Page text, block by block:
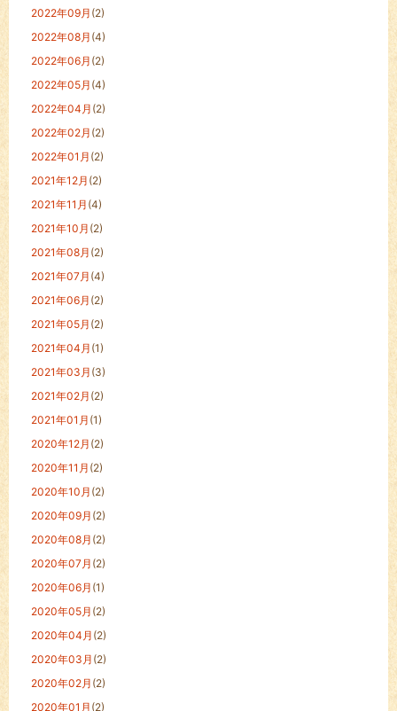
2022年09月 (2)
2022年08月 (4)
2022年06月 (2)
2022年05月 (4)
2022年04月 (2)
2022年02月 (2)
2022年01月 (2)
2021年12月 (2)
2021年11月 (4)
2021年10月 (2)
2021年08月 (2)
2021年07月 (4)
2021年06月 (2)
2021年05月 (2)
2021年04月 (1)
2021年03月 (3)
2021年02月 (2)
2021年01月 (1)
2020年12月 (2)
2020年11月 (2)
2020年10月 (2)
2020年09月 (2)
2020年08月 (2)
2020年07月 (2)
2020年06月 (1)
2020年05月 (2)
2020年04月 (2)
2020年03月 (2)
2020年02月 (2)
2020年01月 (2)